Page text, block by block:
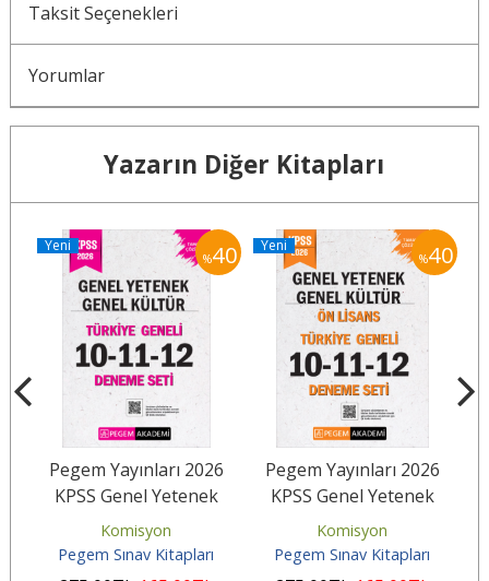
Taksit Seçenekleri
Yorumlar
Yazarın Diğer Kitapları
%40
Yeni
Pegem Yayınları 2026
KPSS Genel Yetenek
Genel Kültür Tamamı
Çözümlü...
Komisyon
Pegem Sınav Kitapları
%40
Yeni
Pegem Yayınları 2026
KPSS Genel Yetenek
Genel Kültür Ön Lisans
Tamamı...
Komisyon
Pegem Sınav Kitapları